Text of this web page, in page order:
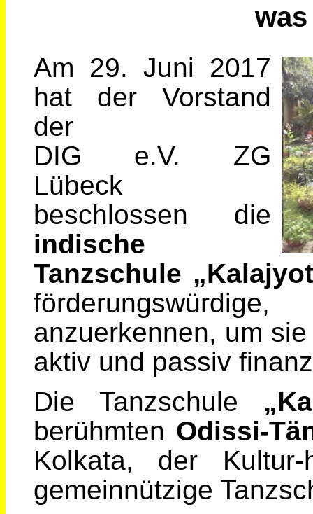
Am 29. Juni 2017
hat der Vorstand
der
DIG e.V. ZG
Lübeck
beschlossen die
indische
Tanzschule
anzuerkennen, um
aktiv und passiv
Die Tanzschule
berühmten Odissi-
Kolkata, der
gemeinnützige